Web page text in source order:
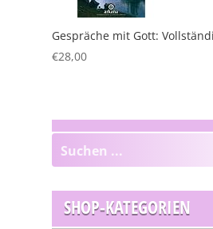
Gespräche mit Gott:
€28,00
SHOP-KATEGORIEN